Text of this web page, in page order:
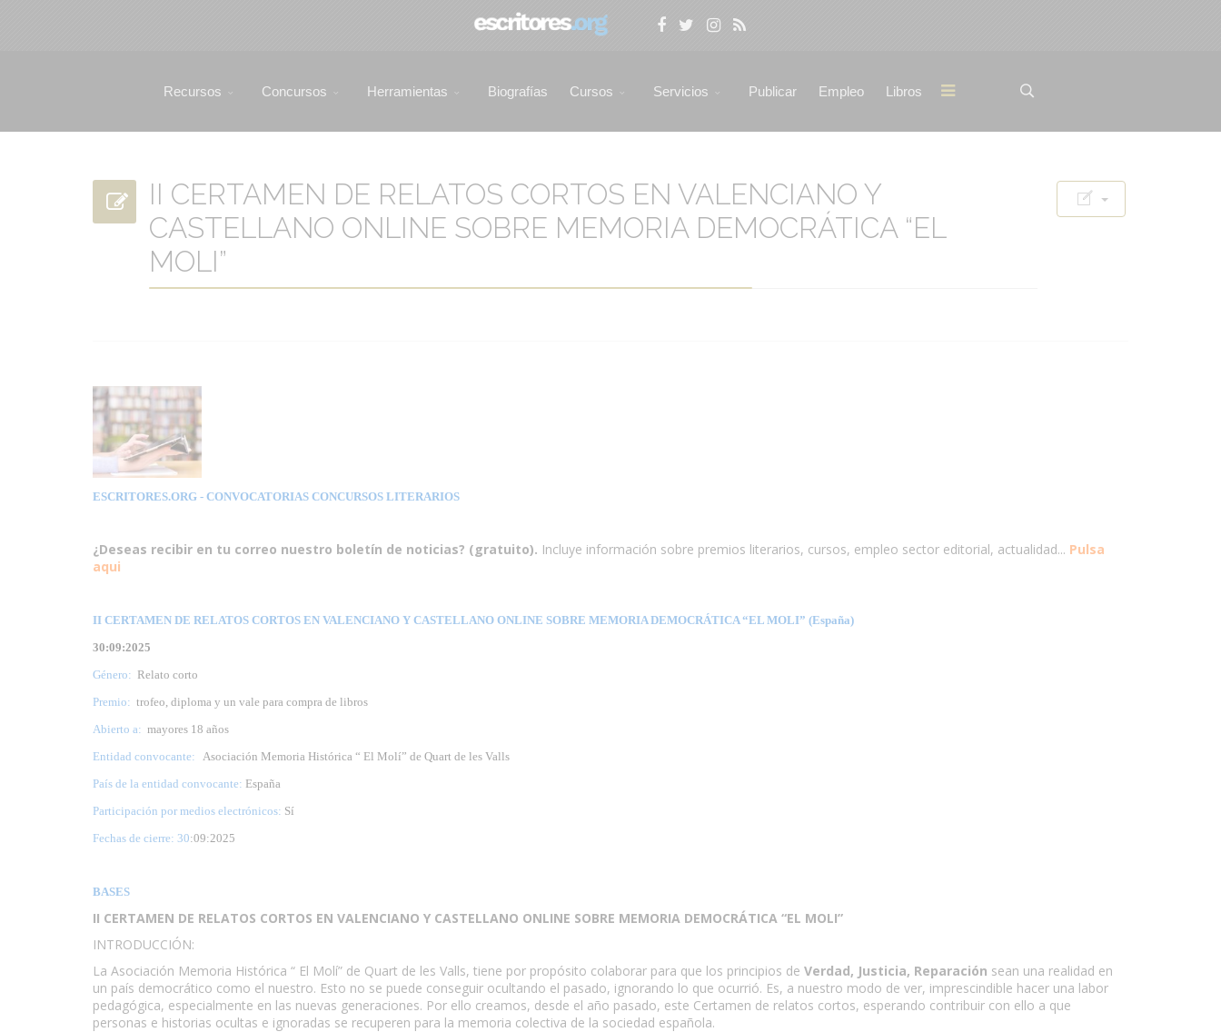
Recursos Concursos Herramientas Biografías Cursos Servicios Publicar Empleo Libros
II CERTAMEN DE RELATOS CORTOS EN VALENCIANO Y
CASTELLANO ONLINE SOBRE MEMORIA DEMOCRÁTICA “EL
MOLI”
ESCRITORES.ORG - CONVOCATORIAS CONCURSOS LITERARIOS
¿Deseas recibir en tu correo nuestro boletín de noticias? (gratuito). Incluye información sobre premios literarios, cursos, empleo sector editorial, actualidad... Pulsa
aqui
II CERTAMEN DE RELATOS CORTOS EN VALENCIANO Y CASTELLANO ONLINE SOBRE MEMORIA DEMOCRÁTICA “EL MOLI” (España)
30:09:2025
Género: Relato corto
Premio: trofeo, diploma y un vale para compra de libros
Abierto a: mayores 18 años
Entidad convocante: Asociación Memoria Histórica “ El Molí” de Quart de les Valls
País de la entidad convocante: España
Participación por medios electrónicos: Sí
Fechas de cierre: 30:09:2025
BASES
II CERTAMEN DE RELATOS CORTOS EN VALENCIANO Y CASTELLANO ONLINE SOBRE MEMORIA DEMOCRÁTICA “EL MOLI”
INTRODUCCIÓN:
La Asociación Memoria Histórica “ El Molí” de Quart de les Valls, tiene por propósito colaborar para que los principios de Verdad, Justicia, Reparación sean una realidad en
un país democrático como el nuestro. Esto no se puede conseguir ocultando el pasado, ignorando lo que ocurrió. Es, a nuestro modo de ver, imprescindible hacer una labor
pedagógica, especialmente en las nuevas generaciones. Por ello creamos, desde el año pasado, este Certamen de relatos cortos, esperando contribuir con ello a que
personas e historias ocultas e ignoradas se recuperen para la memoria colectiva de la sociedad española.